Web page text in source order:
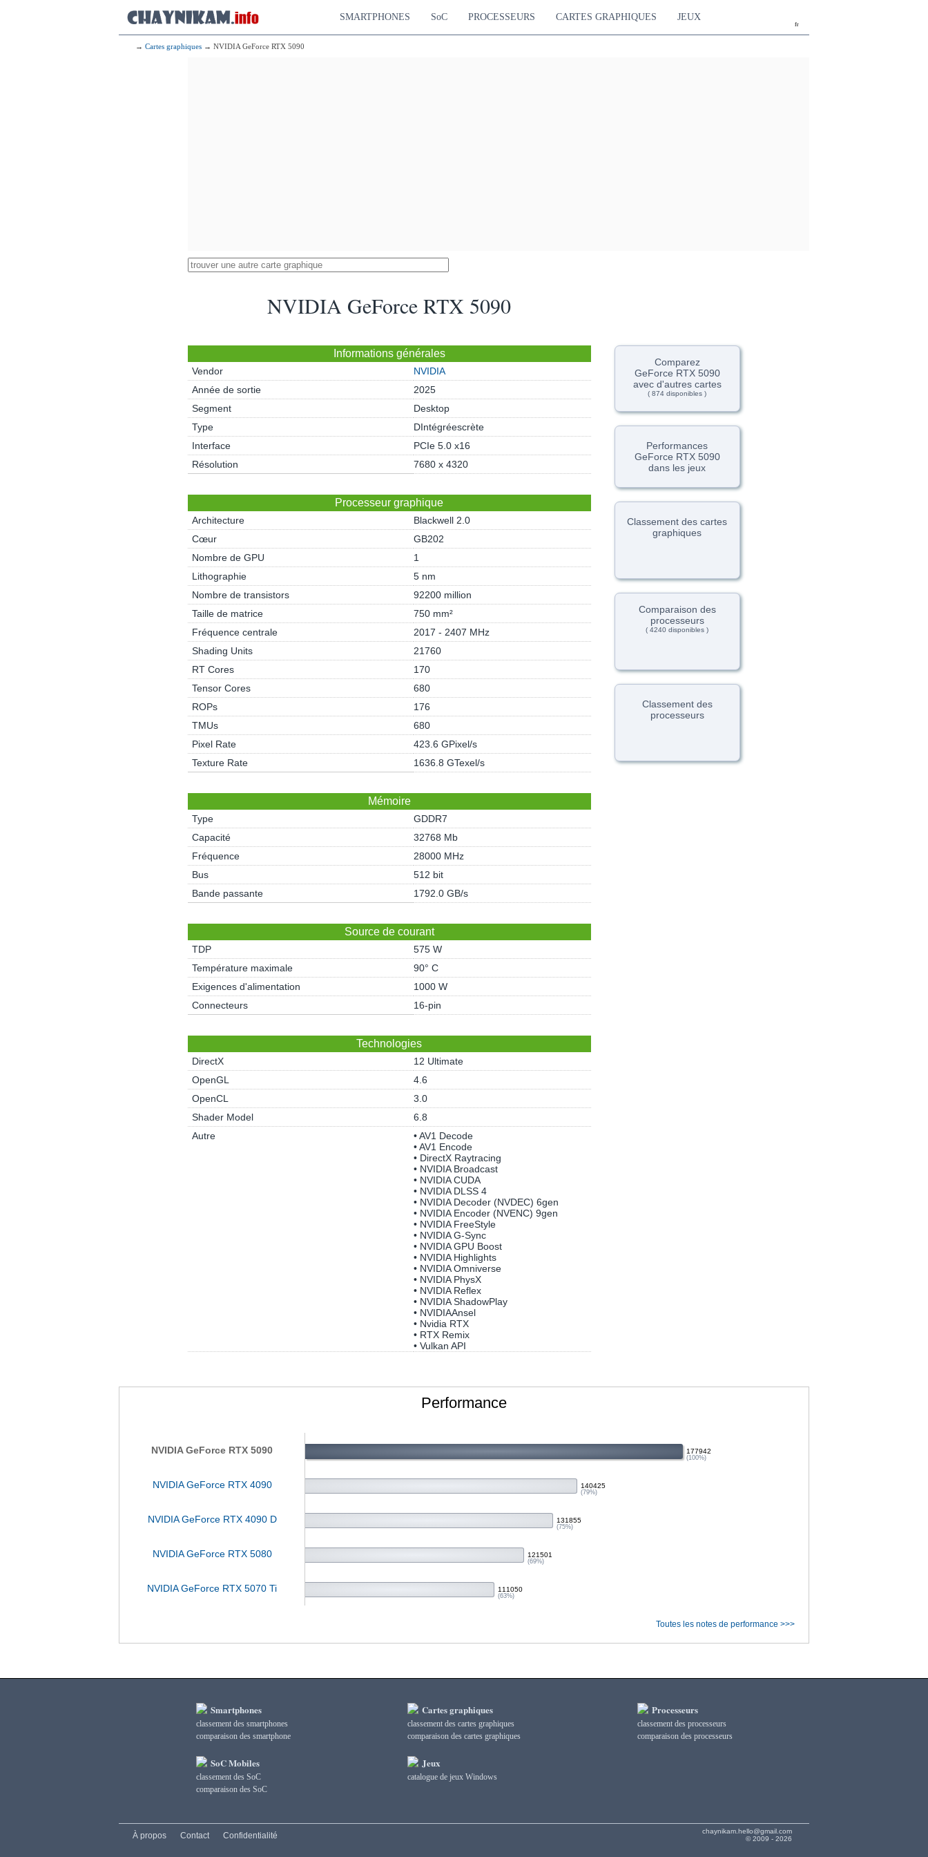
fr
SMARTPHONES SoC PROCESSEURS CARTES GRAPHIQUES JEUX
→ Cartes graphiques → NVIDIA GeForce RTX 5090
NVIDIA GeForce RTX 5090
Informations générales
Vendor
NVIDIA
Année de sortie
2025
Segment
Desktop
Type
DIntégréescrète
Interface
PCIe 5.0 x16
Résolution
7680 x 4320
Processeur graphique
Architecture
Blackwell 2.0
Cœur
GB202
Nombre de GPU
1
Lithographie
5 nm
Nombre de transistors
92200 million
Taille de matrice
750 mm²
Fréquence centrale
2017 - 2407 MHz
Shading Units
21760
RT Cores
170
Tensor Cores
680
ROPs
176
TMUs
680
Pixel Rate
423.6 GPixel/s
Texture Rate
1636.8 GTexel/s
Mémoire
Type
GDDR7
Capacité
32768 Mb
Fréquence
28000 MHz
Bus
512 bit
Bande passante
1792.0 GB/s
Source de courant
TDP
575 W
Température maximale
90° C
Exigences d'alimentation
1000 W
Connecteurs
16-pin
Technologies
DirectX
12 Ultimate
OpenGL
4.6
OpenCL
3.0
Shader Model
6.8
Autre
• AV1 Decode
• AV1 Encode
• DirectX Raytracing
• NVIDIA Broadcast
• NVIDIA CUDA
• NVIDIA DLSS 4
• NVIDIA Decoder (NVDEC) 6gen
• NVIDIA Encoder (NVENC) 9gen
• NVIDIA FreeStyle
• NVIDIA G-Sync
• NVIDIA GPU Boost
• NVIDIA Highlights
• NVIDIA Omniverse
• NVIDIA PhysX
• NVIDIA Reflex
• NVIDIA ShadowPlay
• NVIDIAAnsel
• Nvidia RTX
• RTX Remix
• Vulkan API
Comparez
GeForce RTX 5090
avec d'autres cartes
( 874 disponibles )
Performances
GeForce RTX 5090
dans les jeux
Classement des cartes
graphiques
Comparaison des
processeurs
( 4240 disponibles )
Classement des
processeurs
Performance
NVIDIA GeForce RTX 5090 177942
(100%)
NVIDIA GeForce RTX 4090 140425
(79%)
NVIDIA GeForce RTX 4090 D 131855
(75%)
NVIDIA GeForce RTX 5080 121501
(69%)
NVIDIA GeForce RTX 5070 Ti 111050
(63%)
Toutes les notes de performance >>>
Smartphones
classement des smartphones
сomparaison des smartphone
SoC Mobiles
classement des SoC
сomparaison des SoC
Cartes graphiques
classement des cartes graphiques
сomparaison des cartes graphiques
Jeux
catalogue de jeux Windows
Processeurs
classement des processeurs
сomparaison des processeurs
chaynikam.hello@gmail.com
© 2009 - 2026
À propos Contact Confidentialité